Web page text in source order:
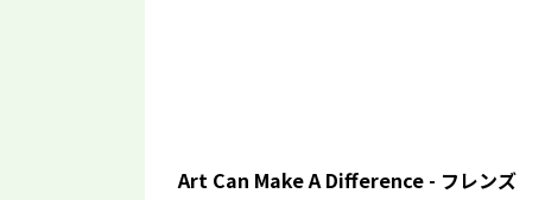
Art Can Make A Difference - フレンズ